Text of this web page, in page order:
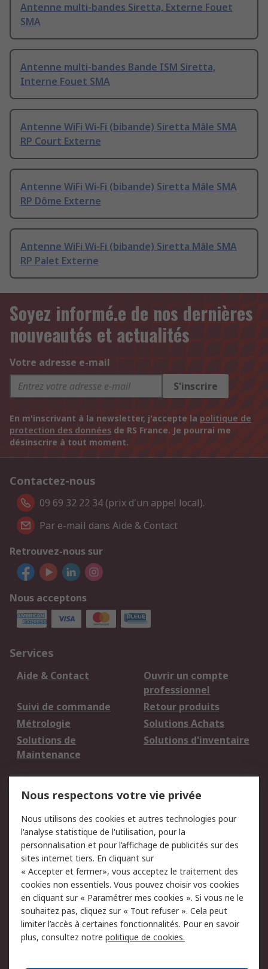
Antenne multi-bandes Siretta, Externe Fouet
SMA
Antenne multi-bandes Bande ISM Siretta,
Interne Fouet SMA
Antenne WiFi Wi-Fi (bibande) Siretta Mâle SMA
RP Court Externe
Antenne WiFi Wi-Fi (bibande) Siretta Mâle SMA
RP Dôme Externe
Antenne WiFi Wi-Fi (bibande) Siretta Mâle SMA
RP Palet Externe
Soyez informé.e de nos dernières
nouveautés et actualités
Votre adresse e-mail
S'inscrire
En m'inscrivant à la newsletter, j'accepte la politique de
protection des données de RS France. Je pourrai me
désinscrire à tout moment.
Contactez-nous
09 69 32 22 34 (prix d'un appel local).
Par e-mail dans Aide & Contact
Retrouvez-nous sur
Nous acceptons
Services
Aide & Contact
Ouvrir un compte
professionnel
Suivi de commande
Retour produits
Métrologie
Solutions Achats
Solutions de
Maintenance
Solutions d'inventaire
du site
Politique de protection
des données - Mise à
jour
Sécurité des E-mails
Conditions générales
de vente
Politique anti-
corruption
Campagnes marketing
A propos de RS
Nous respectons votre vie privée
Nous utilisons des cookies et autres technologies pour
l'analyse statistique de l'utilisation, pour la
personnalisation et pour l’affichage de publicités sur des
sites internet tiers. En cliquant sur
« Accepter et fermer», vous acceptez le traitement des
cookies non essentiels. Vous pouvez choisir vos cookies
en cliquant sur « Paramétrer mes cookies ». Si vous ne le
souhaitez pas, cliquez sur « Tout refuser ». Cela peut
limiter l’accès à certaines fonctionnalités. Pour en savoir
plus, consultez notre politique de cookies.